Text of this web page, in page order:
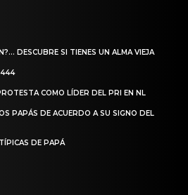
DESCUBRE SI TIENES UN ALMA VIEJA
444
COMO LÍDER DEL PRI EN NL
PAPÁS DE ACUERDO A SU SIGNO DEL
DE PAPÁ